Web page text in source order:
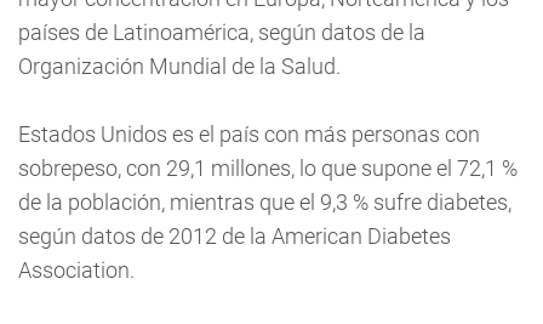
países de Latinoamérica, según datos de la
Organización Mundial de la Salud.
Estados Unidos es el país con más personas con
sobrepeso, con 29,1 millones, lo que supone el 72,1 %
de la población, mientras que el 9,3 % sufre diabetes,
según datos de 2012 de la American Diabetes
Association.